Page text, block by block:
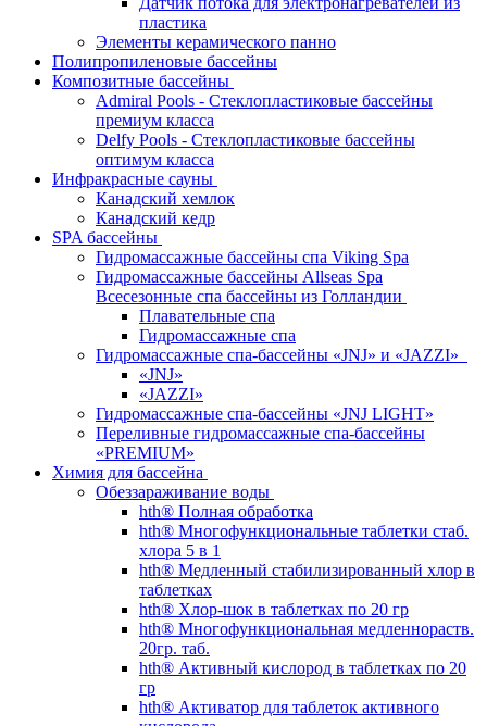
пластика
Элементы керамического панно
Полипропиленовые бассейны
Композитные бассейны
Admiral Pools - Стеклопластиковые бассейны
премиум класса
Delfy Pools - Стеклопластиковые бассейны
оптимум класса
Инфракрасные сауны
Канадский хемлок
Канадский кедр
SPA бассейны
Гидромассажные бассейны спа Viking Spa
Гидромассажные бассейны Allseas Spa
Всесезонные спа бассейны из Голландии
Плавательные спа
Гидромассажные спа
Гидромассажные спа-бассейны «JNJ» и «JAZZI»
«JNJ»
«JAZZI»
Гидромассажные спа-бассейны «JNJ LIGHT»
Переливные гидромассажные спа-бассейны
«PREMIUM»
Химия для бассейна
Обеззараживание воды
hth® Полная обработка
hth® Многофункциональные таблетки стаб.
хлора 5 в 1
hth® Медленный стабилизированный хлор в
таблетках
hth® Хлор-шок в таблетках по 20 гр
hth® Многофункциональная медленнораств.
20гр. таб.
hth® Активный кислород в таблетках по 20
гр
hth® Активатор для таблеток активного